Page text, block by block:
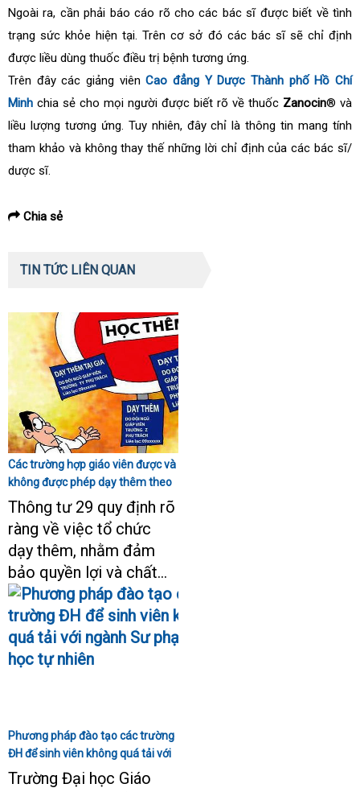
Ngoài ra, cần phải báo cáo rõ cho các bác sĩ được biết về tình
trạng sức khỏe hiện tại. Trên cơ sở đó các bác sĩ sẽ chỉ định
được liều dùng thuốc điều trị bệnh tương ứng.
Trên đây các giảng viênCao đẳng Y Dược Thành phố Hồ Chí
Minh chia sẻ cho mọi người được biết rõ về thuốc Zanocin® và
liều lượng tương ứng. Tuy nhiên, đây chỉ là thông tin mang tính
tham khảo và không thay thế những lời chỉ định của các bác sĩ/
dược sĩ.
Chia sẻ
TIN TỨC LIÊN QUAN
Các trường hợp giáo viên được và
không được phép dạy thêm theo
Thông tư 29
Thông tư 29 quy định rõ
ràng về việc tổ chức
dạy thêm, nhằm đảm
bảo quyền lợi và chất...
Phương pháp đào tạo các trường
ĐH để sinh viên không quá tải với
ngành Sư phạm Khoa học tự
nhiên
Trường Đại học Giáo